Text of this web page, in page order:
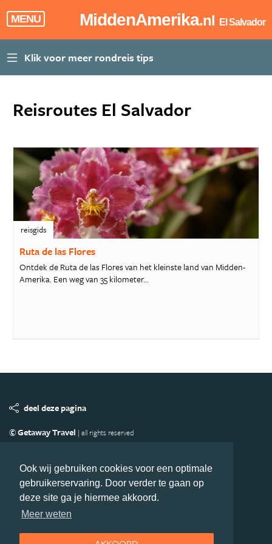
Ook wij gebruiken cookies voor een optimale
gebruikerservaring. Door verder te gaan op
deze site ga je hiermee akkoord.
Meer weten
MENU MiddenAmerika.nl El Salvador
Reisroutes El Salvador
reisgids
Ruta de las Flores
Ontdek de Ruta de las Flores van het kleinste land van Midden-
Amerika. Een weg van 35 kilometer...
deel deze pagina
© Getaway Travel | all rights reserved
Copyright
Privacy statement Disclaimer
Cookies
Volg MiddenAmerika.nl
Nieuwsbrief
Facebook